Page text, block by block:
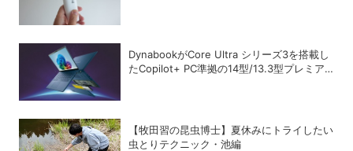
DynabookがCore Ultra シリーズ3を搭載し
たCopilot+ PC準拠の14型/13.3型プレミア
【牧田習の昆虫博士】夏休みにトライしたい
虫とりテクニック・池編